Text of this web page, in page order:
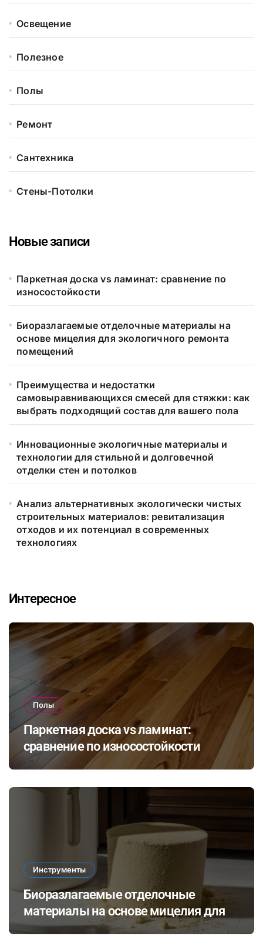
Освещение
Полезное
Полы
Ремонт
Сантехника
Стены-Потолки
Новые записи
Паркетная доска vs ламинат: сравнение по
износостойкости
Биоразлагаемые отделочные материалы на
основе мицелия для экологичного ремонта
помещений
Преимущества и недостатки
самовыравнивающихся смесей для стяжки: как
выбрать подходящий состав для вашего пола
Инновационные экологичные материалы и
технологии для стильной и долговечной
отделки стен и потолков
Анализ альтернативных экологически чистых
строительных материалов: ревитализация
отходов и их потенциал в современных
технологиях
Интересное
Полы
Паркетная доска vs ламинат:
сравнение по износостойкости
Инструменты
Биоразлагаемые отделочные
материалы на основе мицелия для
экологичного ремонта помещений